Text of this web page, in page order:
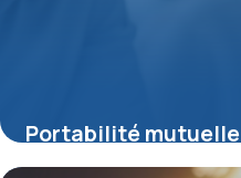
Portabilité mutuelle
15 juin 2026